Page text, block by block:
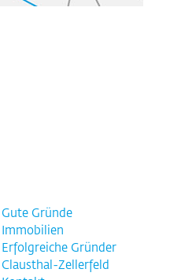
Gute Gründe
Immobilien
Erfolgreiche Gründer
Clausthal-Zellerfeld